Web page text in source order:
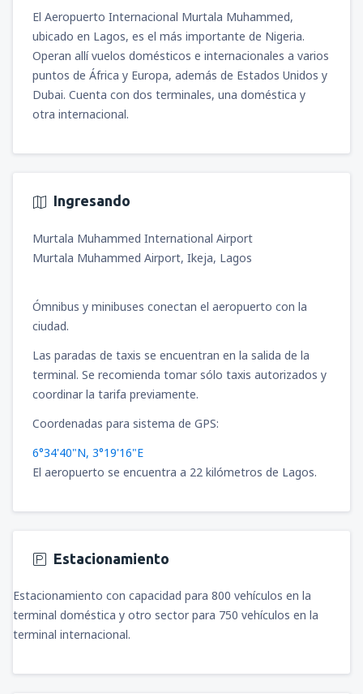
El Aeropuerto Internacional Murtala Muhammed,
ubicado en Lagos, es el más importante de Nigeria.
Operan allí vuelos domésticos e internacionales a varios
puntos de África y Europa, además de Estados Unidos y
Dubai. Cuenta con dos terminales, una doméstica y
otra internacional.
Ingresando
Murtala Muhammed International Airport
Murtala Muhammed Airport, Ikeja, Lagos
Ómnibus y minibuses conectan el aeropuerto con la
ciudad.
Las paradas de taxis se encuentran en la salida de la
terminal. Se recomienda tomar sólo taxis autorizados y
coordinar la tarifa previamente.
Coordenadas para sistema de GPS:
6°34'40"N, 3°19'16"E
El aeropuerto se encuentra a 22 kilómetros de Lagos.
Estacionamiento
Estacionamiento con capacidad para 800 vehículos en la
terminal doméstica y otro sector para 750 vehículos en la
terminal internacional.